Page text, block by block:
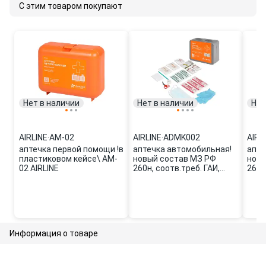
С этим товаром покупают
Нет в наличии
AIRLINE·AM-02
аптечка первой помощи !в
пластиковом кейсе\ AM-
02 AIRLINE
Нет в наличии
AIRLINE·ADMK002
аптечка автомобильная!
новый состав МЗ РФ
260н, соотв.треб. ГАИ,
Информация о товаре